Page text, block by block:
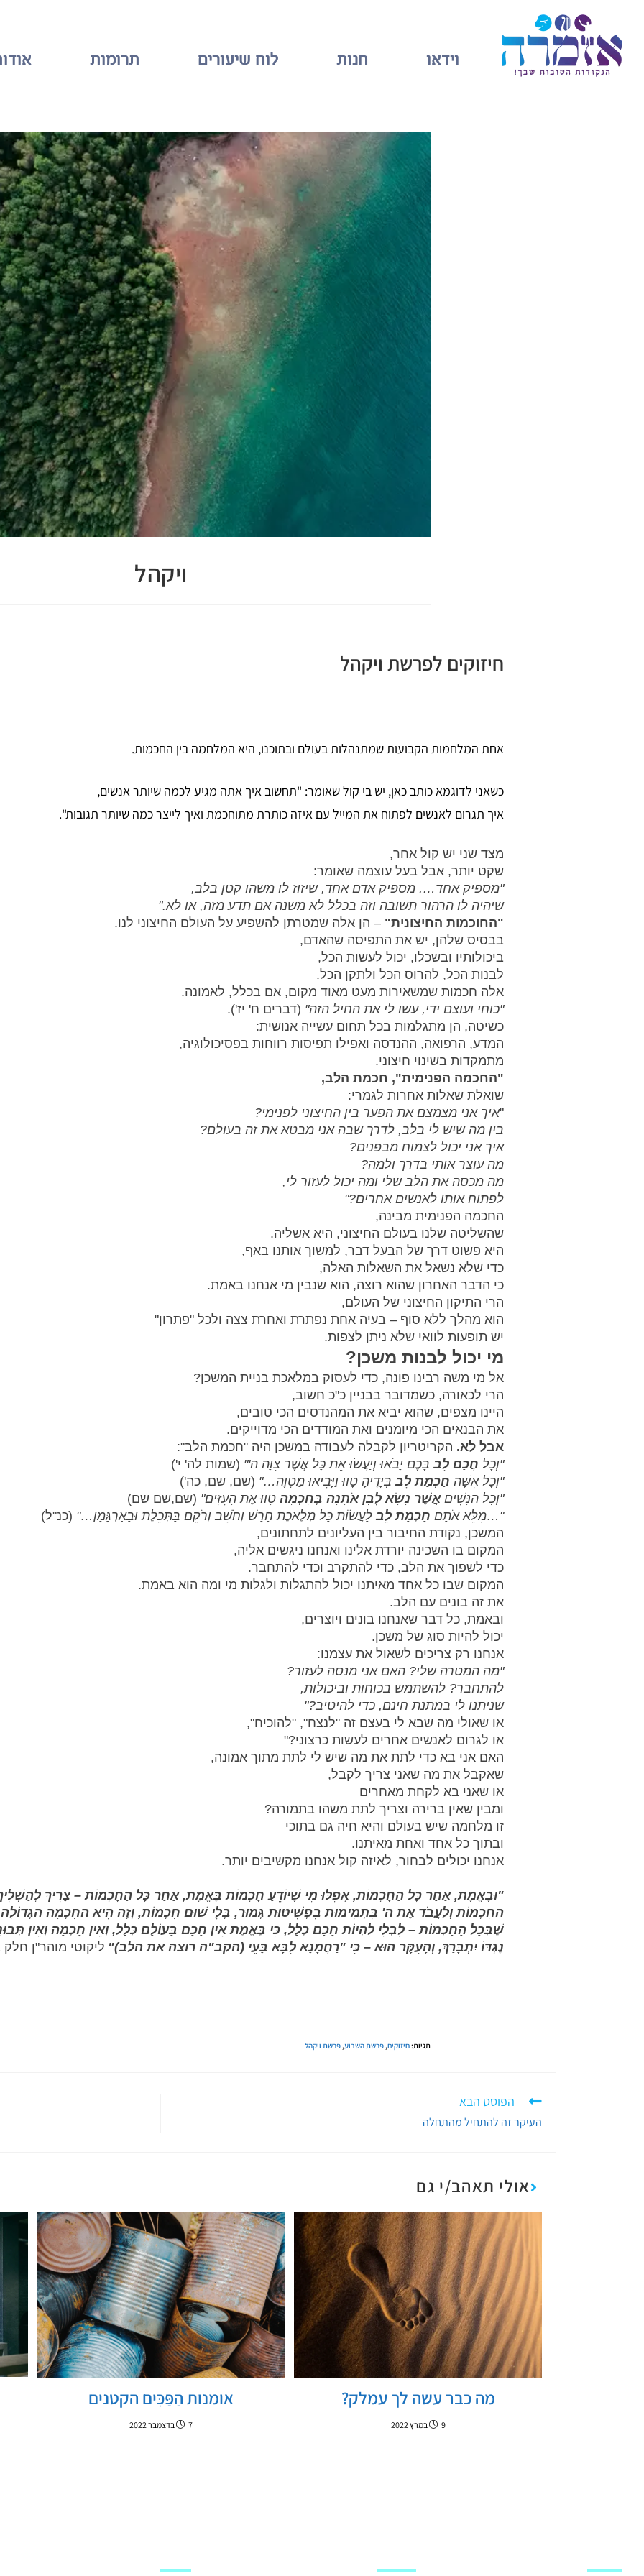
וידאו חנות לוח שיעורים תרומות
ויקהל
חיזוקים לפרשת ויקהל
אחת המלחמות הקבועות שמתנהלות בעולם ובתוכנו, היא המלחמה בין החכמות.
כשאני לדוגמא כותב כאן, יש בי קול שאומר: "תחשוב איך אתה מגיע לכמה שיותר אנשים,
איך תגרום לאנשים לפתוח את המייל עם איזה כותרת מתוחכמת ואיך לייצר כמה שיותר תגובות".
מצד שני יש קול אחר,
שקט יותר, אבל בעל עוצמה שאומר:
"מספיק אחד…. מספיק אדם אחד, שיזוז לו משהו קטן בלב,
שיהיה לו הרהור תשובה וזה בכלל לא משנה אם תדע מזה, או לא."
"החוכמות החיצונית" – הן אלה שמטרתן להשפיע על העולם החיצוני לנו.
בבסיס שלהן, יש את התפיסה שהאדם,
ביכולותיו ובשכלו, יכול לעשות הכל,
לבנות הכל, להרוס הכל ולתקן הכל.
אלה חכמות שמשאירות מעט מאוד מקום, אם בכלל, לאמונה.
"כוחי ועוצם ידי, עשו לי את החיל הזה" (דברים ח' יז').
כשיטה, הן מתגלמות בכל תחום עשייה אנושית:
המדע, הרפואה, ההנדסה ואפילו תפיסות רווחות בפסיכולוגיה,
מתמקדות בשינוי חיצוני.
"החכמה הפנימית", חכמת הלב,
שואלת שאלות אחרות לגמרי:
"איך אני מצמצם את הפער בין החיצוני לפנימי?
בין מה שיש לי בלב, לדרך שבה אני מבטא את זה בעולם?
איך אני יכול לצמוח מבפנים?
מה עוצר אותי בדרך ולמה?
מה מכסה את הלב שלי ומה יכול לעזור לי,
לפתוח אותו לאנשים אחרים?"
החכמה הפנימית מבינה,
שהשליטה שלנו בעולם החיצוני, היא אשליה.
היא פשוט דרך של הבעל דבר, למשוך אותנו באף,
כדי שלא נשאל את השאלות האלה,
כי הדבר האחרון שהוא רוצה, הוא שנבין מי אנחנו באמת.
הרי התיקון החיצוני של העולם,
הוא מהלך ללא סוף – בעיה אחת נפתרת ואחרת צצה ולכל "פתרון"
יש תופעות לוואי שלא ניתן לצפות.
מי יכול לבנות משכן?
אל מי משה רבינו פונה, כדי לעסוק במלאכת בניית המשכן?
הרי לכאורה, כשמדובר בבניין כ"כ חשוב,
היינו מצפים, שהוא יביא את המהנדסים הכי טובים,
את הבנאים הכי מיומנים ואת המודדים הכי מדוייקים.
אבל לא. הקריטריון לקבלה לעבודה במשכן היה "חכמת הלב":
"וְכָל חֲכַם לֵב בָּכֶם יָבֹאוּ וְיַעֲשׂוּ אֵת כָּל אֲשֶׁר צִוָּה ה'" (שמות לה' י')
"וְכָל אִשָּׁה חַכְמַת לֵב בְּיָדֶיהָ טָווּ וַיָּבִיאוּ מַטְוֶה…" (שם, שם, כה')
"וְכָל הַנָּשִׁים אֲשֶׁר נָשָׂא לִבָּן אֹתָנָה בְּחָכְמָה טָווּ אֶת הָעִזִּים" (שם,שם שם)
"…מִלֵּא אֹתָם חָכְמַת לֵב לַעֲשׂוֹת כָּל מְלֶאכֶת חָרָשׁ וְחֹשֵׁב וְרֹקֵם בַּתְּכֵלֶת וּבָאַרְגָּמָן…" (כנ"ל)
המשכן, נקודת החיבור בין העליונים לתחתונים,
המקום בו השכינה יורדת אלינו ואנחנו ניגשים אליה,
כדי לשפוך את הלב, כדי להתקרב וכדי להתחבר.
המקום שבו כל אחד מאיתנו יכול להתגלות ולגלות מי ומה הוא באמת.
את זה בונים עם הלב.
ובאמת, כל דבר שאנחנו בונים ויוצרים,
יכול להיות סוג של משכן.
אנחנו רק צריכים לשאול את עצמנו:
"מה המטרה שלי? האם אני מנסה לעזור?
להתחבר? להשתמש בכוחות וביכולות,
שניתנו לי במתנת חינם, כדי להיטיב?"
או שאולי מה שבא לי בעצם זה "לנצח", "להוכיח",
או לגרום לאנשים אחרים לעשות כרצוני?"
האם אני בא כדי לתת את מה שיש לי לתת מתוך אמונה,
שאקבל את מה שאני צריך לקבל,
או שאני בא לקחת מאחרים
ומבין שאין ברירה וצריך לתת משהו בתמורה?
זו מלחמה שיש בעולם והיא חיה גם בתוכי
ובתוך כל אחד ואחת מאיתנו.
אנחנו יכולים לבחור, לאיזה קול אנחנו מקשיבים יותר.
נֶגְדּוֹ יִתְבָּרַךְ, וְהָעִקָּר הוּא – כִּי "רַחֲמָנָא לִבָּא בָּעֵי (הקב"ה רוצה את הלב)" ליקוטי מוהר"ן
תגיות:חיזוקים, פרשת השבוע, פרשת ויקהל
הפוסט הבא
העיקר זה להתחיל מהתחלה
אולי תאהב/י גם
אומנות הַפַּכִּים הקטנים
7 בדצמבר 2022
מה כבר עשה לך עמלק?
9 במרץ 2022